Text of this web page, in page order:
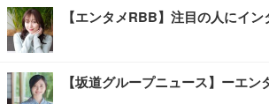
【エンタメRBB】注目の人にイ
【坂道グループニュース】ーエ